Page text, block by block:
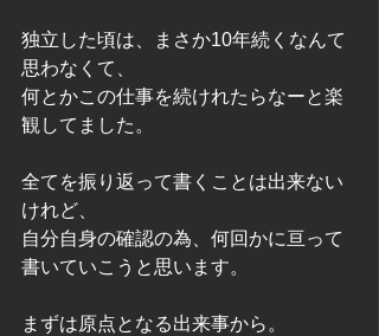
独立した頃は、まさか10年続くなんて
思わなくて、
何とかこの仕事を続けれたらなーと楽
観してました。
全てを振り返って書くことは出来ない
けれど、
自分自身の確認の為、何回かに亘って
書いていこうと思います。
まずは原点となる出来事から。